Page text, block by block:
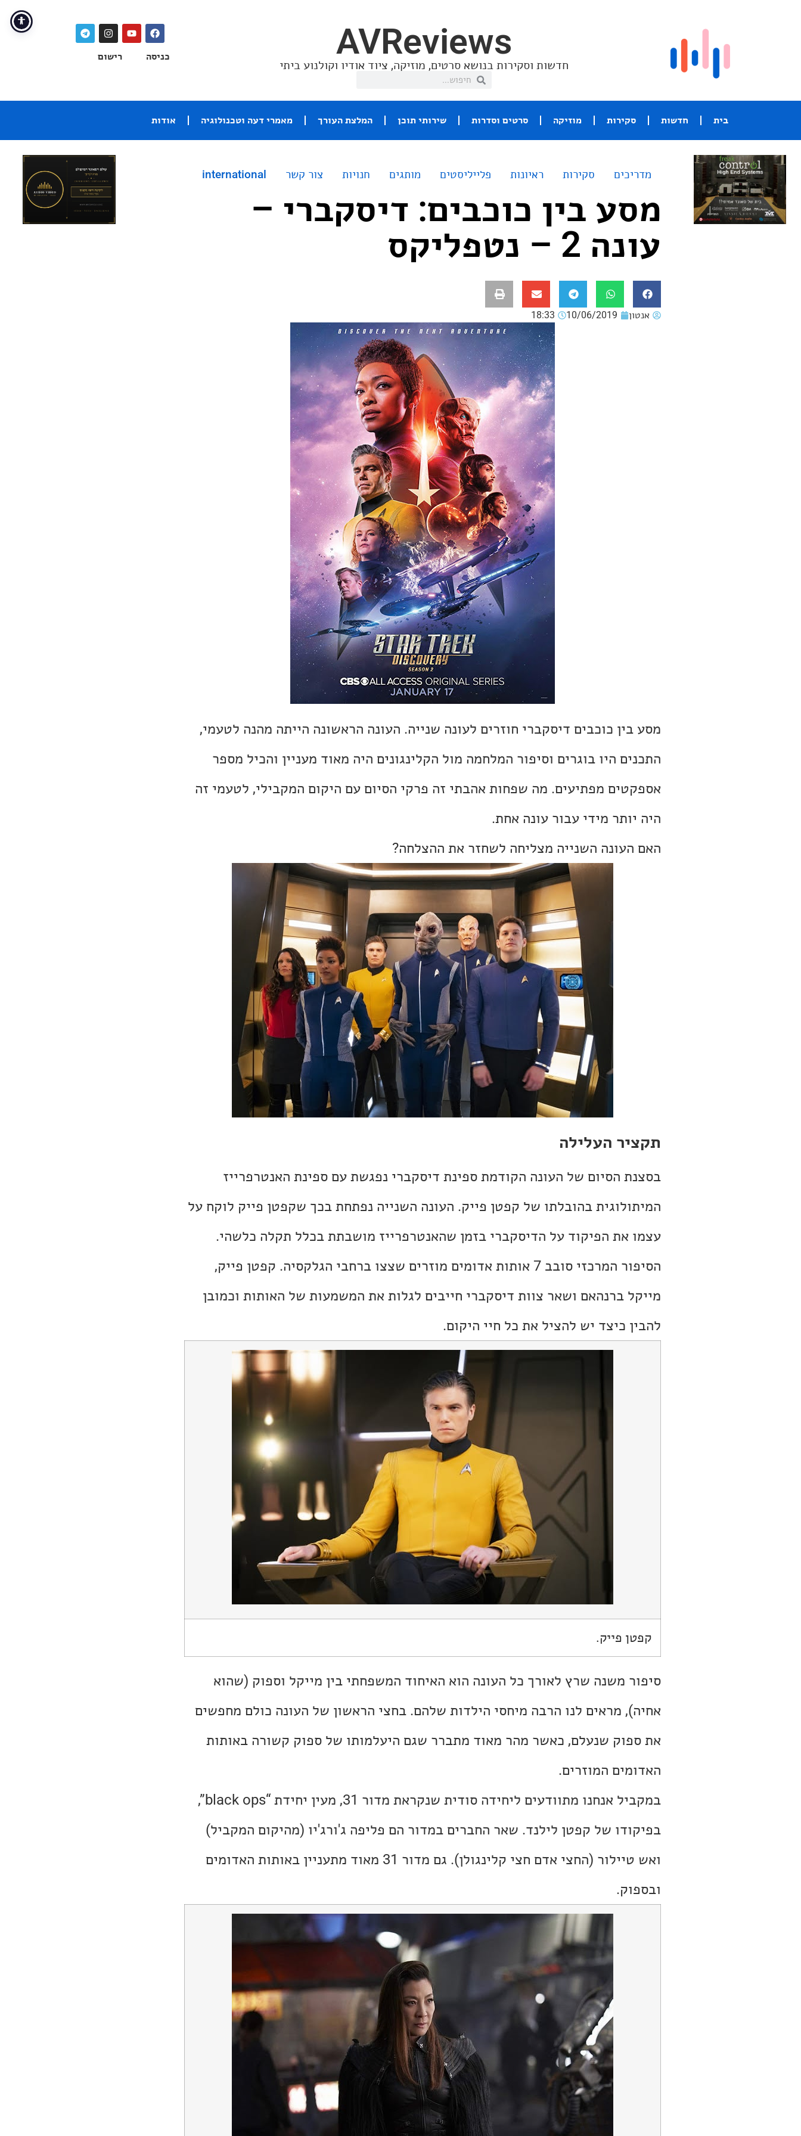
AVReviews
חדשות וסקירות בנושא סרטים, מוזיקה, ציוד אודיו וקולנוע ביתי
כניסה רישום
בית חדשות סקירות מוזיקה סרטים וסדרות שירותי תוכן המלצת העורך מאמרי דעה וטכנולוגיה אודות
מדריכים סקירות ראיונות פלייליסטים מותגים חנויות צור קשר international
מסע בין כוכבים: דיסקברי –
עונה 2 – נטפליקס
אנטון 10/06/2019
18:33
מסע בין כוכבים דיסקברי חוזרים לעונה שנייה. העונה הראשונה הייתה מהנה לטעמי,
התכנים היו בוגרים וסיפור המלחמה מול הקלינגונים היה מאוד מעניין והכיל מספר
אספקטים מפתיעים. מה שפחות אהבתי זה פרקי הסיום עם היקום המקבילי, לטעמי זה
היה יותר מידי עבור עונה אחת.
האם העונה השנייה מצליחה לשחזר את ההצלחה?
תקציר העלילה
בסצנת הסיום של העונה הקודמת ספינת דיסקברי נפגשת עם ספינת האנטרפרייז
המיתולוגית בהובלתו של קפטן פייק. העונה השנייה נפתחת בכך שקפטן פייק לוקח על
עצמו את הפיקוד על הדיסקברי בזמן שהאנטרפרייז מושבתת בכלל תקלה כלשהי.
הסיפור המרכזי סובב 7 אותות אדומים מוזרים שצצו ברחבי הגלקסיה. קפטן פייק,
מייקל ברנהאם ושאר צוות דיסקברי חייבים לגלות את המשמעות של האותות וכמובן
להבין כיצד יש להציל את כל חיי היקום.
קפטן פייק.
סיפור משנה שרץ לאורך כל העונה הוא האיחוד המשפחתי בין מייקל וספוק (שהוא
אחיה), מראים לנו הרבה מיחסי הילדות שלהם. בחצי הראשון של העונה כולם מחפשים
את ספוק שנעלם, כאשר מהר מאוד מתברר שגם היעלמותו של ספוק קשורה באותות
האדומים המוזרים.
במקביל אנחנו מתוודעים ליחידה סודית שנקראת מדור 31, מעין יחידת “black ops”,
בפיקודו של קפטן לילנד. שאר החברים במדור הם פליפה ג'ורג'יו (מהיקום המקביל)
ואש טיילור (החצי אדם חצי קלינגולן). גם מדור 31 מאוד מתעניין באותות האדומים
ובספוק.